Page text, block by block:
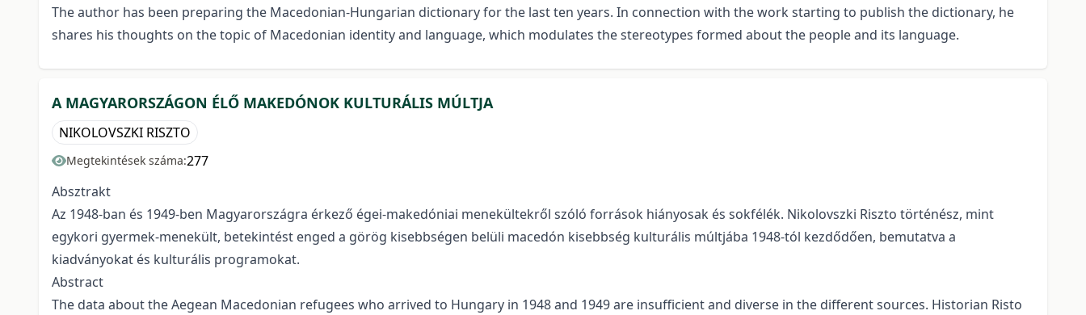
The author has been preparing the Macedonian-Hungarian dictionary for the last ten years. In connection with the work starting to publish the dictionary, he
shares his thoughts on the topic of Macedonian identity and language, which modulates the stereotypes formed about the people and its language.
A MAGYARORSZÁGON ÉLŐ MAKEDÓNOK KULTURÁLIS MÚLTJA
NIKOLOVSZKI RISZTO
Megtekintések száma:277
Absztrakt
Az 1948-ban és 1949-ben Magyarországra érkező égei-makedóniai menekültekről szóló források hiányosak és sokfélék. Nikolovszki Riszto történész, mint
egykori gyermek-menekült, betekintést enged a görög kisebbségen belüli macedón kisebbség kulturális múltjába 1948-tól kezdődően, bemutatva a
kiadványokat és kulturális programokat.
Abstract
The data about the Aegean Macedonian refugees who arrived to Hungary in 1948 and 1949 are insufficient and diverse in the different sources. Historian Risto